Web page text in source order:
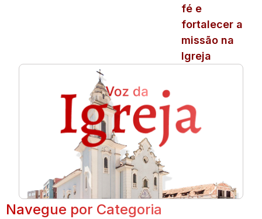
fé e
fortalecer a
missão na
Igreja
Navegue por Categoria